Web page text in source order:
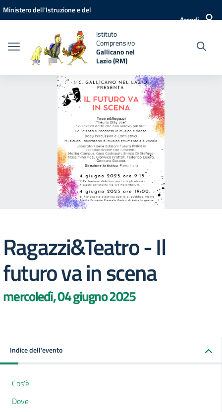
Vai ai contenuti
Vai al menu di navigazione
Vai al footer
Ministero dell'Istruzione e del
Accedi
Istituto
Comprensivo
Gallicano nel
Lazio (RM)
Ragazzi&Teatro - Il
futuro va in scena
mercoledì, 04 giugno 2025
Indice dell'evento
Cos'è
Dove